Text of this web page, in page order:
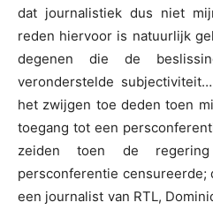
dat journalistiek dus niet
reden hiervoor is natuurlijk
degenen die de
veronderstelde
het zwijgen toe deden toen
toegang tot een
zeiden toen de
persconferentie
een journalist van RTL,